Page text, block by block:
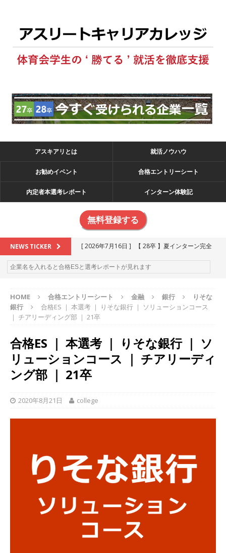
アスキアリとは 就活ノウハウ
お勧めイベント 合格エントリーシート
内定者本選考レポート インターン体験記
無料登録する
NEWS TICKER [ 2026年7月16日 ]
【 28卒 】夏インターン完全
攻略セミナー ｜ 予約フォーム
お勧めイベン
[ 2026年6月13日 ] ≪ 27卒 ≫アスキヤリ個人相
談｜予約フォーム
る優良企業一覧（26社）
体育会積極採用企業
[ 2026年5月16日 ]
【 2028卒 】 今すぐ受けられ
る優良企業一覧（18社）
[ 2026年5月15日 ]
学生を求めアスキヤリ限定イベント開催!! 】 世界
メーカー ｜ 9期連続の最高益・11期連続の10%
以上営業増益を達成 ｜ プライム上場 ｜ カプコン
[ 2026年5月15日 ] 【 28卒 ｜ 早期選考直結型の
インターン!! 】 M&A仲介業 ｜ 入社2年目の参考
年収1,631万円 ｜ 設立以降連続売上増 ｜ 土日祝
HOME 合格エントリーシート 金融 銀行
りそな
銀行
合格ES ｜ 本選考 ｜ りそな銀行 ｜ ソリューションコース
｜ チアリーディング部 ｜ 21卒
合格ES ｜ 本選考 ｜ りそな銀行 ｜ ソ
リューションコース ｜ チアリーディ
ング部 ｜ 21卒
2020年8月21日 college